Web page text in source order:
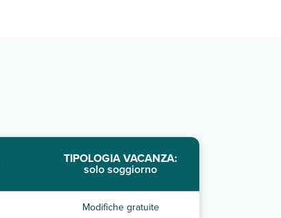
TIPOLOGIA VACANZA:
solo soggiorno
Modifiche gratuite